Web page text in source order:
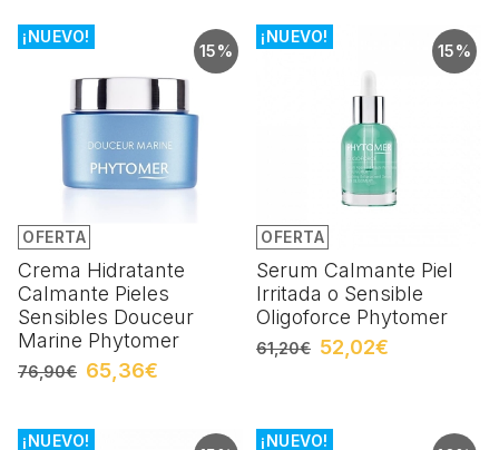
15%
OFERTA
¡NUEVO!
Crema Hidratante
Calmante Pieles
Sensibles Douceur
Marine Phytomer
76,90€ 65,36€
15%
OFERTA
¡NUEVO!
Serum Calmante Piel
Irritada o Sensible
Oligoforce Phytomer
61,20€ 52,02€
¡NUEVO! ¡NUEVO!